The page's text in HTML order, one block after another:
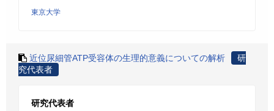
東京大学
近位尿細管ATP受容体の生理的意義についての解析
研
究代表者
研究代表者